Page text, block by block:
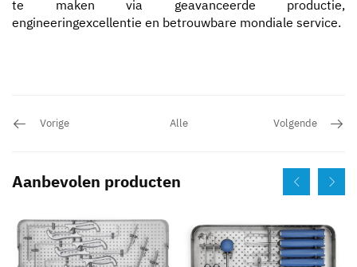
te maken via geavanceerde productie,
engineeringexcellentie en betrouwbare mondiale service.
Vorige Alle Volgende
Aanbevolen producten